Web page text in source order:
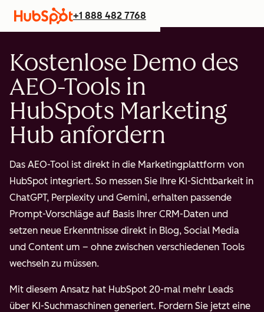
+1 888 482 7768
Kostenlose Demo des
AEO-Tools in
HubSpots Marketing
Hub anfordern
Das AEO-Tool ist direkt in die Marketingplattform von
HubSpot integriert. So messen Sie Ihre KI-Sichtbarkeit in
ChatGPT, Perplexity und Gemini, erhalten passende
Prompt-Vorschläge auf Basis Ihrer CRM-Daten und
setzen neue Erkenntnisse direkt in Blog, Social Media
und Content um – ohne zwischen verschiedenen Tools
wechseln zu müssen.
Mit diesem Ansatz hat HubSpot 20-mal mehr Leads
über KI-Suchmaschinen generiert. Fordern Sie jetzt eine